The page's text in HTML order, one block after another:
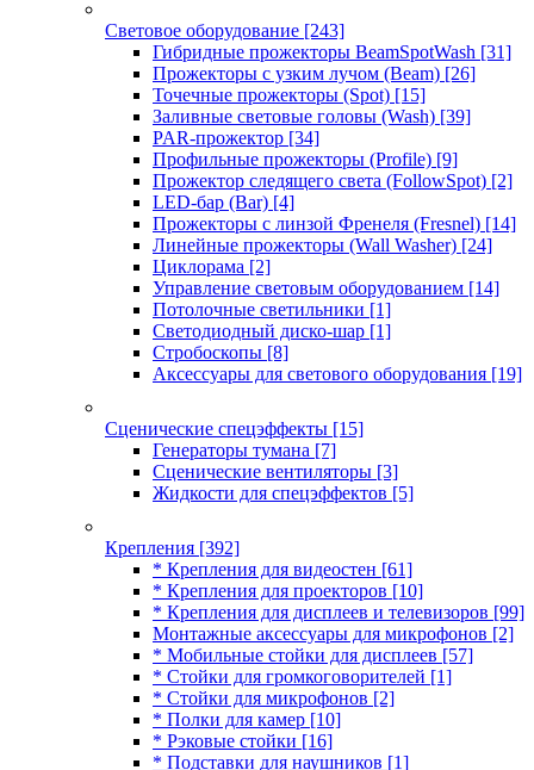
Световое оборудование [243]
Гибридные прожекторы BeamSpotWash [31]
Прожекторы с узким лучом (Beam) [26]
Точечные прожекторы (Spot) [15]
Заливные световые головы (Wash) [39]
PAR-прожектор [34]
Профильные прожекторы (Profile) [9]
Прожектор следящего света (FollowSpot) [2]
LED-бар (Bar) [4]
Прожекторы с линзой Френеля (Fresnel) [14]
Линейные прожекторы (Wall Washer) [24]
Циклорама [2]
Управление световым оборудованием [14]
Потолочные светильники [1]
Светодиодный диско-шар [1]
Стробоскопы [8]
Аксессуары для светового оборудования [19]
Сценические спецэффекты [15]
Генераторы тумана [7]
Сценические вентиляторы [3]
Жидкости для спецэффектов [5]
Крепления [392]
* Крепления для видеостен [61]
* Крепления для проекторов [10]
* Крепления для дисплеев и телевизоров [99]
Монтажные аксессуары для микрофонов [2]
* Мобильные стойки для дисплеев [57]
* Стойки для громкоговорителей [1]
* Стойки для микрофонов [2]
* Полки для камер [10]
* Рэковые стойки [16]
* Подставки для наушников [1]